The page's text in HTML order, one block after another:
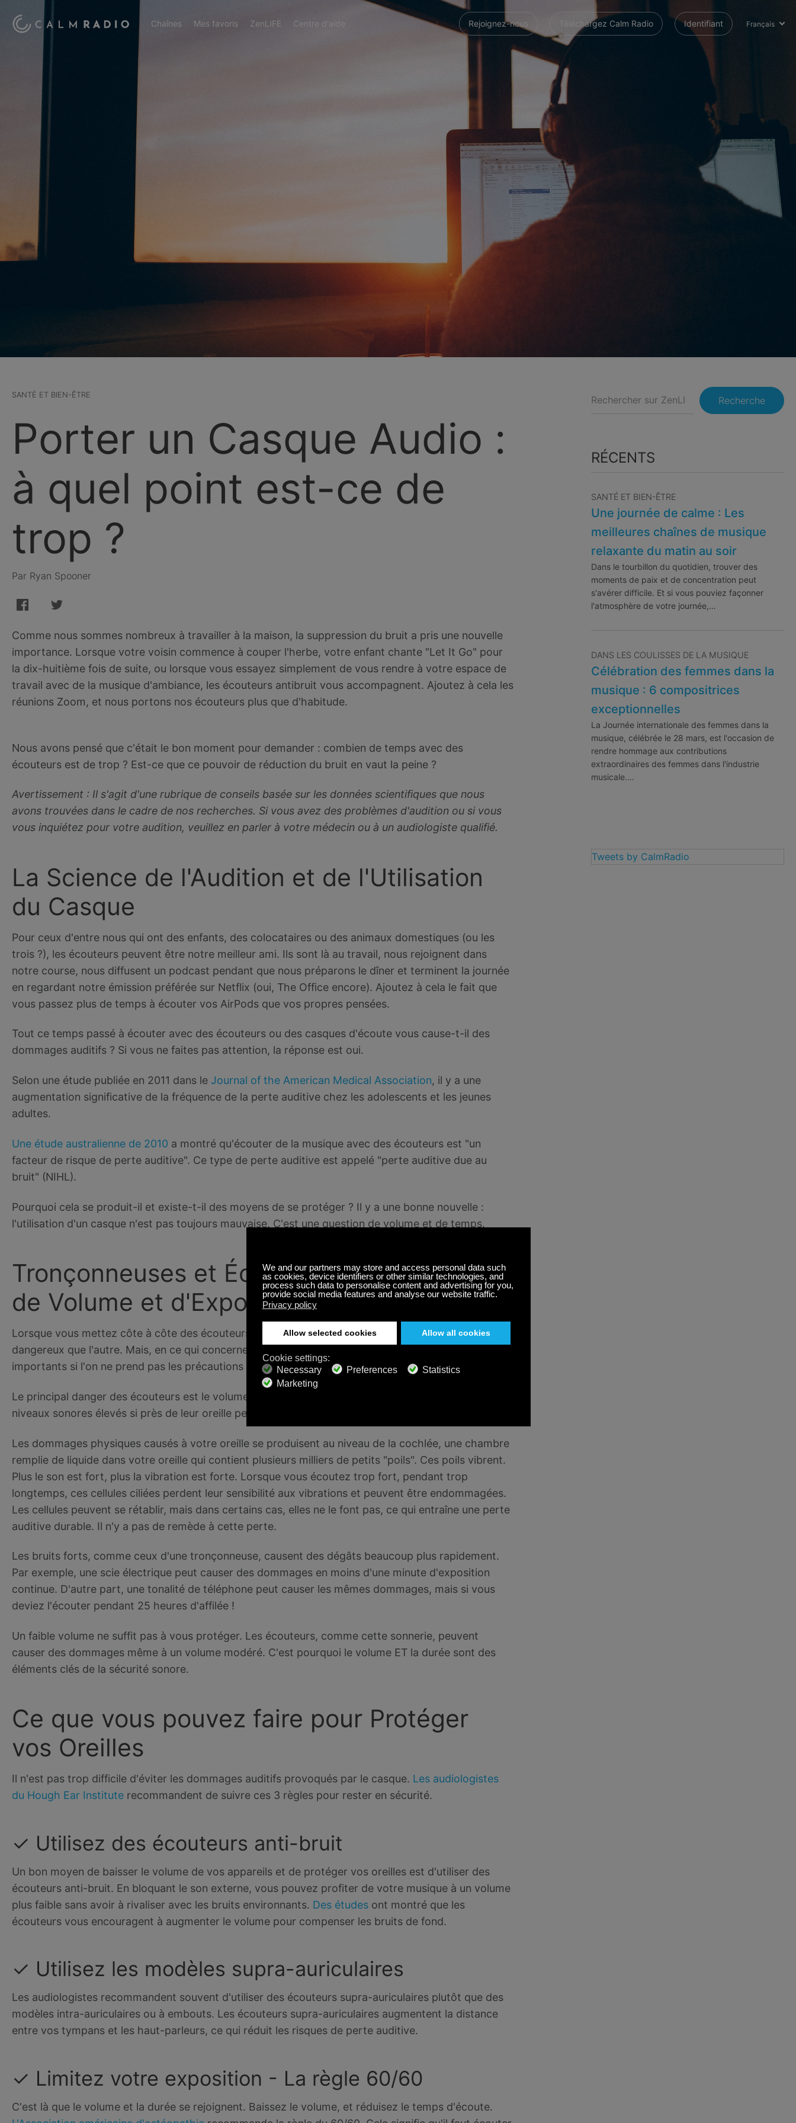
Chaînes Mes favoris ZenLIFE Centre d'aide Rejoignez-nous Téléchargez Calm Radio Identifiant Français
SANTÉ ET BIEN-ÊTRE
Porter un Casque Audio :
à quel point est-ce de
trop ?
Par Ryan Spooner
Comme nous sommes nombreux à travailler à la maison, la suppression du bruit a pris une nouvelle
importance. Lorsque votre voisin commence à couper l'herbe, votre enfant chante "Let It Go" pour
la dix-huitième fois de suite, ou lorsque vous essayez simplement de vous rendre à votre espace de
travail avec de la musique d'ambiance, les écouteurs antibruit vous accompagnent. Ajoutez à cela les
réunions Zoom, et nous portons nos écouteurs plus que d'habitude.
Nous avons pensé que c'était le bon moment pour demander : combien de temps avec des
écouteurs est de trop ? Est-ce que ce pouvoir de réduction du bruit en vaut la peine ?
Avertissement : Il s'agit d'une rubrique de conseils basée sur les données scientifiques que nous
avons trouvées dans le cadre de nos recherches. Si vous avez des problèmes d'audition ou si vous
vous inquiétez pour votre audition, veuillez en parler à votre médecin ou à un audiologiste qualifié.
La Science de l'Audition et de l'Utilisation
du Casque
Pour ceux d'entre nous qui ont des enfants, des colocataires ou des animaux domestiques (ou les
trois ?), les écouteurs peuvent être notre meilleur ami. Ils sont là au travail, nous rejoignent dans
notre course, nous diffusent un podcast pendant que nous préparons le dîner et terminent la journée
en regardant notre émission préférée sur Netflix (oui, The Office encore). Ajoutez à cela le fait que
vous passez plus de temps à écouter vos AirPods que vos propres pensées.
Tout ce temps passé à écouter avec des écouteurs ou des casques d'écoute vous cause-t-il des
dommages auditifs ? Si vous ne faites pas attention, la réponse est oui.
Selon une étude publiée en 2011 dans le Journal of the American Medical Association, il y a une
augmentation significative de la fréquence de la perte auditive chez les adolescents et les jeunes
adultes.
Une étude australienne de 2010 a montré qu'écouter de la musique avec des écouteurs est "un
facteur de risque de perte auditive". Ce type de perte auditive est appelé "perte auditive due au
bruit" (NIHL).
Pourquoi cela se produit-il et existe-t-il des moyens de se protéger ? Il y a une bonne nouvelle :
l'utilisation d'un casque n'est pas toujours mauvaise. C'est une question de volume et de temps.
Tronçonneuses et Écouteurs : Une Histoire
de Volume et d'Exposition
Lorsque vous mettez côte à côte des écouteurs et une tronçonneuse, l'un semble bien plus
dangereux que l'autre. Mais, en ce qui concerne l'ouïe, ils peuvent tous deux causer des dommages
importants si l'on ne prend pas les précautions nécessaires.
Le principal danger des écouteurs est le volume sonore. Les humains ne sont pas censés écouter des
niveaux sonores élevés si près de leur oreille pendant de longues périodes.
Les dommages physiques causés à votre oreille se produisent au niveau de la cochlée, une chambre
remplie de liquide dans votre oreille qui contient plusieurs milliers de petits "poils". Ces poils vibrent.
Plus le son est fort, plus la vibration est forte. Lorsque vous écoutez trop fort, pendant trop
longtemps, ces cellules ciliées perdent leur sensibilité aux vibrations et peuvent être endommagées.
Les cellules peuvent se rétablir, mais dans certains cas, elles ne le font pas, ce qui entraîne une perte
auditive durable. Il n'y a pas de remède à cette perte.
Les bruits forts, comme ceux d'une tronçonneuse, causent des dégâts beaucoup plus rapidement.
Par exemple, une scie électrique peut causer des dommages en moins d'une minute d'exposition
continue. D'autre part, une tonalité de téléphone peut causer les mêmes dommages, mais si vous
deviez l'écouter pendant 25 heures d'affilée !
Un faible volume ne suffit pas à vous protéger. Les écouteurs, comme cette sonnerie, peuvent
causer des dommages même à un volume modéré. C'est pourquoi le volume ET la durée sont des
éléments clés de la sécurité sonore.
Ce que vous pouvez faire pour Protéger
vos Oreilles
Il n'est pas trop difficile d'éviter les dommages auditifs provoqués par le casque. Les audiologistes
du Hough Ear Institute recommandent de suivre ces 3 règles pour rester en sécurité.
✓ Utilisez des écouteurs anti-bruit
Un bon moyen de baisser le volume de vos appareils et de protéger vos oreilles est d'utiliser des
écouteurs anti-bruit. En bloquant le son externe, vous pouvez profiter de votre musique à un volume
plus faible sans avoir à rivaliser avec les bruits environnants. Des études ont montré que les
écouteurs vous encouragent à augmenter le volume pour compenser les bruits de fond.
✓ Utilisez les modèles supra-auriculaires
Les audiologistes recommandent souvent d'utiliser des écouteurs supra-auriculaires plutôt que des
modèles intra-auriculaires ou à embouts. Les écouteurs supra-auriculaires augmentent la distance
entre vos tympans et les haut-parleurs, ce qui réduit les risques de perte auditive.
✓ Limitez votre exposition - La règle 60/60
C'est là que le volume et la durée se rejoignent. Baissez le volume, et réduisez le temps d'écoute.
Recherche
RÉCENTS
SANTÉ ET BIEN-ÊTRE
Une journée de calme : Les
meilleures chaînes de musique
relaxante du matin au soir
Dans le tourbillon du quotidien, trouver des
moments de paix et de concentration peut
s'avérer difficile. Et si vous pouviez façonner
l'atmosphère de votre journée,…
DANS LES COULISSES DE LA MUSIQUE
Célébration des femmes dans la
musique : 6 compositrices
exceptionnelles
La Journée internationale des femmes dans la
musique, célébrée le 28 mars, est l'occasion de
rendre hommage aux contributions
extraordinaires des femmes dans l'industrie
musicale.…
Tweets by CalmRadio